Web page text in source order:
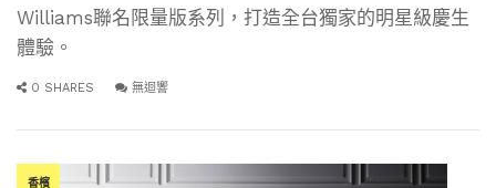
Williams聯名限量版系列，打造全台獨家的明星級慶生
體驗。
0 SHARES 無迴響
香檳